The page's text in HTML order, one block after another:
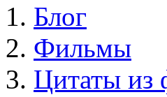
Блог
Фильмы
Цитаты из